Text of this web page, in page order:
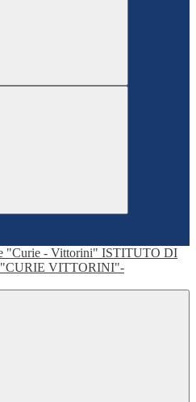
ISTITUTO DI
"CURIE VITTORINI"-